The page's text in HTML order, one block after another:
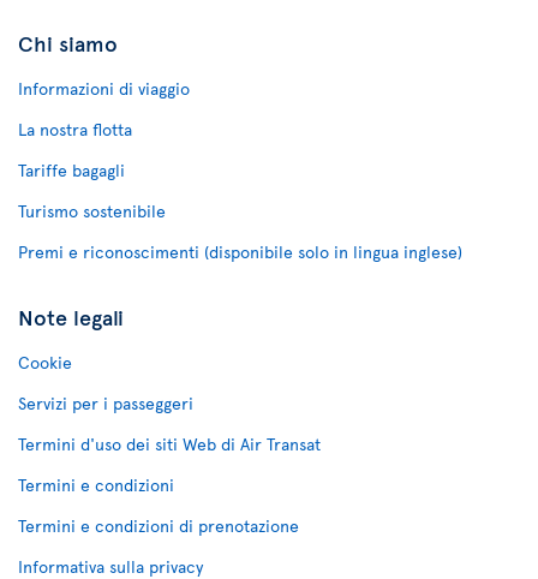
Chi siamo
Informazioni di viaggio
La nostra flotta
Tariffe bagagli
Turismo sostenibile
Premi e riconoscimenti (disponibile solo in lingua inglese)
Note legali
Cookie
Servizi per i passeggeri
Termini d'uso dei siti Web di Air Transat
Termini e condizioni
Termini e condizioni di prenotazione
Informativa sulla privacy